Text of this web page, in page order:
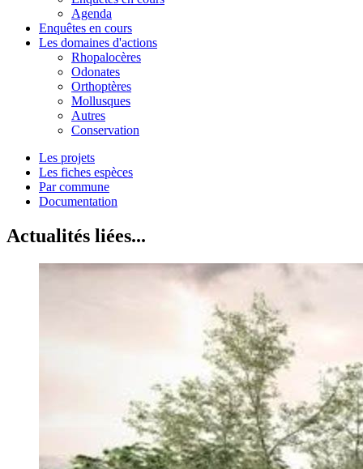
Agenda
Enquêtes en cours
Les domaines d'actions
Rhopalocères
Odonates
Orthoptères
Mollusques
Autres
Conservation
Les projets
Les fiches espèces
Par commune
Documentation
Actualités liées...